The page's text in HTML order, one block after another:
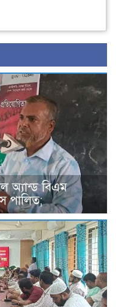
অ্যান্ড বিএম
পালিত;